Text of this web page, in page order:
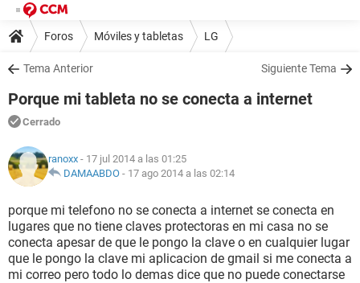
Foros Móviles y tabletas LG
Tema Anterior Siguiente Tema
Porque mi tableta no se conecta a internet
Cerrado
ranoxx - 17 jul 2014 a las 01:25
DAMAABDO - 17 ago 2014 a las 02:14
porque mi telefono no se conecta a internet se conecta en
lugares que no tiene claves protectoras en mi casa no se
conecta apesar de que le pongo la clave o en cualquier lugar
que le pongo la clave mi aplicacion de gmail si me conecta a
mi correo pero todo lo demas dice que no puede conectarse